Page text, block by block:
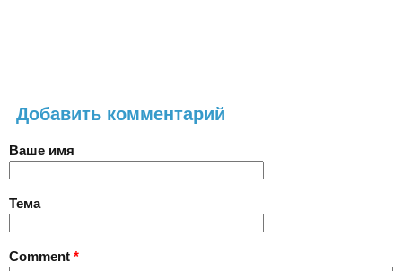
Добавить комментарий
Ваше имя
Тема
Comment *